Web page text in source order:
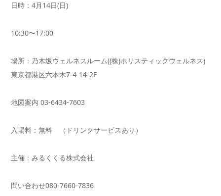
日時：4月14日(日)
10:30〜17:00
場所：乃木坂ウェルネスルーム((株)ホリスティックウェルネス)
東京都港区六本木7-4-14-2F
地図案内 03-6434-7603
入場料：無料 （ドリンクサービスあり）
主催：みるくくる株式会社
問い合わせ080-7660-7836